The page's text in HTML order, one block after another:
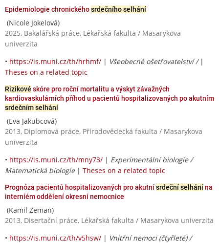
Epidemiologie chronickéhosrdečního selhání
(Nicole Jokelová)
2025, Bakalářská práce, Lékařská fakulta / Masarykova
univerzita
• https://is.muni.cz/th/hrhmf/ | Všeobecné ošetřovatelství / |
Theses on a related topic
Rizikové skóre pro roční mortalitu a výskyt závažných
kardiovaskulárních příhod u pacientů hospitalizovaných po akutním
srdečním selhání
(Eva Jakubcová)
2013, Diplomová práce, Přírodovědecká fakulta / Masarykova
univerzita
• https://is.muni.cz/th/mny73/ | Experimentální biologie /
Matematická biologie| Theses on a related topic
Prognóza pacientů hospitalizovaných pro akutnísrdeční selhánína
interníém oddělení okresní nemocnice
(Kamil Zeman)
2013, Disertační práce, Lékařská fakulta / Masarykova univerzita
• https://is.muni.cz/th/v5hsw/ | Vnitřní nemoci (čtyřleté) /